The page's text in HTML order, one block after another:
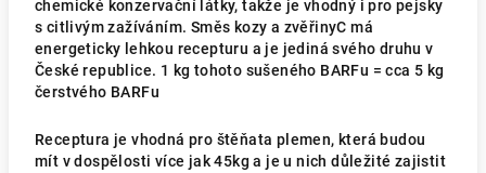
chemické konzervační látky, takže je vhodný i pro pejsky
s citlivým zažíváním. Směs kozy a zvěřinyC má
energeticky lehkou recepturu a je jediná svého druhu v
České republice. 1 kg tohoto sušeného BARFu = cca 5 kg
čerstvého BARFu
Receptura je vhodná pro štěňata plemen, která budou
mít v dospělosti více jak 45kg a je u nich důležité zajistit